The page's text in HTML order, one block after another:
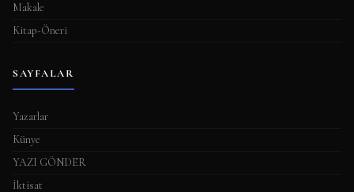
Makale
Kitap-Öneri
SAYFALAR
Yazarlar
Künye
YAZI GÖNDER
İktisat